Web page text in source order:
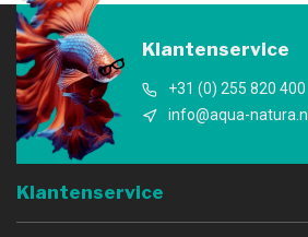
Klantenservice
+31 (0) 255 820 400
info@aqua-natura.nl
Klantenservice